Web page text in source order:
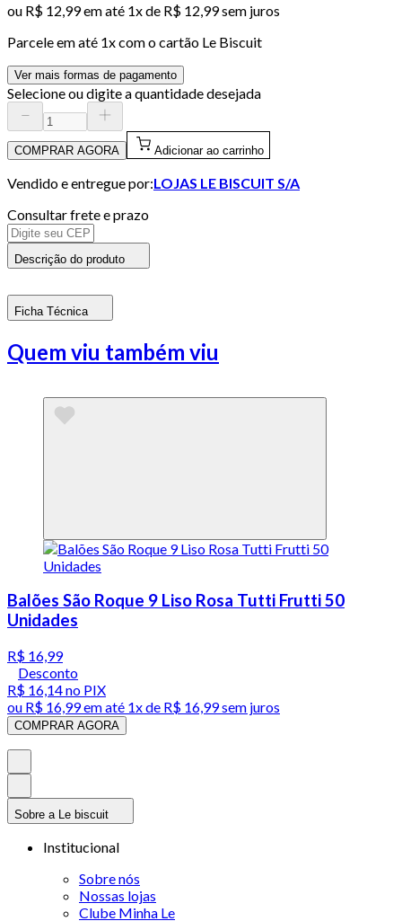
ou R$ 12,99em até 1x de R$ 12,99sem juros
Parcele em até 1x com o cartão Le Biscuit
Ver mais formas de pagamento
Selecione ou digite a quantidade desejada
COMPRAR AGORA Adicionar ao carrinho
Vendido e entregue por:LOJAS LE BISCUIT S/A
Consultar frete e prazo
Descrição do produto
Ficha Técnica
Quem viu também viu
Balões São Roque 9 Liso Rosa Tutti Frutti 50
Unidades
R$ 16,99
Desconto
R$ 16,14no PIX
ou R$ 16,99em até 1x de R$ 16,99sem juros
COMPRAR AGORA
Sobre a Le biscuit
Institucional
Sobre nós
Nossas lojas
Clube Minha Le